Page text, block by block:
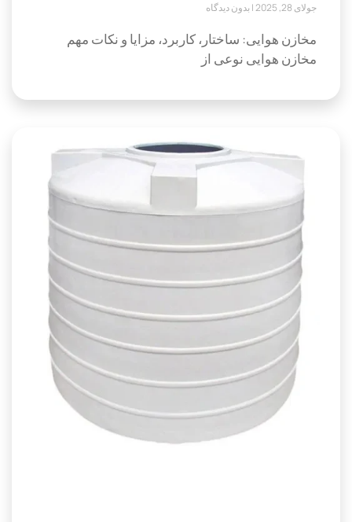
جولای 28, 2025 بدون دیدگاه
مخازن هوایی: ساختار، کاربرد، مزایا و نکات مهم
مخازن هوایی نوعی از